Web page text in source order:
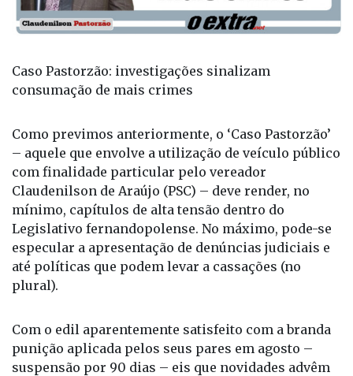
Caso Pastorzão: investigações sinalizam
consumação de mais crimes
Como previmos anteriormente, o ‘Caso Pastorzão’
– aquele que envolve a utilização de veículo público
com finalidade particular pelo vereador
Claudenilson de Araújo (PSC) – deve render, no
mínimo, capítulos de alta tensão dentro do
Legislativo fernandopolense. No máximo, pode-se
especular a apresentação de denúncias judiciais e
até políticas que podem levar a cassações (no
plural).
Com o edil aparentemente satisfeito com a branda
punição aplicada pelos seus pares em agosto –
suspensão por 90 dias – eis que novidades advêm